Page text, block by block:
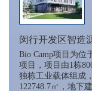
闵行开发区智造
Bio Camp项目为位
项目，项目由1栋
独栋工业载体组成
122748.7㎡，地下